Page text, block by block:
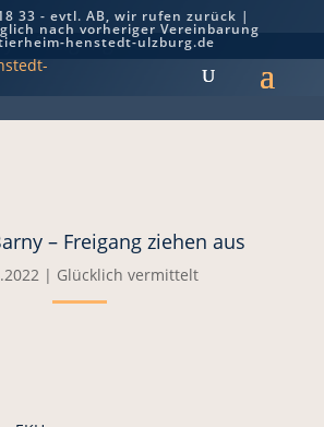
33 - evtl. AB, wir rufen zurück |
nach vorheriger Vereinbarung
henstedt-ulzburg.de
– Freigang ziehen aus
– Freigang ziehen aus
| Glücklich vermittelt